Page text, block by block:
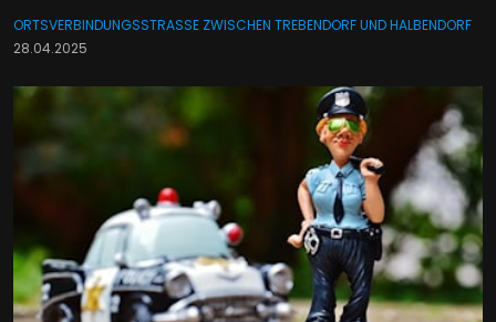
ORTSVERBINDUNGSSTRASSE ZWISCHEN TREBENDORF UND HALBENDORF
28.04.2025